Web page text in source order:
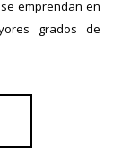
emprendan en
grados de